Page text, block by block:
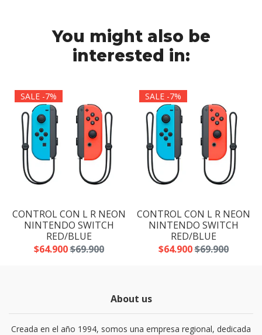
You might also be
interested in:
SALE -7%
CONTROL CON L R NEON
NINTENDO SWITCH
RED/BLUE
$64.900$69.900
SALE -7%
CONTROL CON L R NEON
NINTENDO SWITCH
RED/BLUE
$64.900$69.900
About us
Creada en el año 1994, somos una empresa regional, dedicada